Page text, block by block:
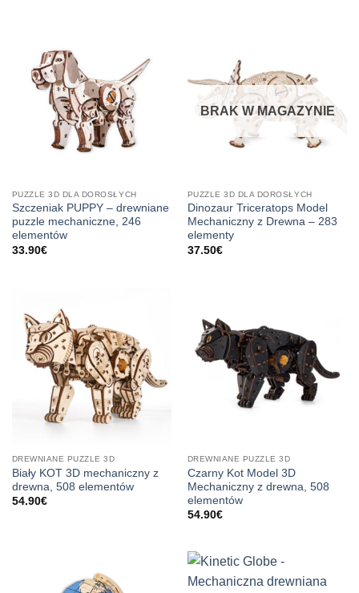
PUZZLE 3D DLA DOROSŁYCH
Szczeniak PUPPY – drewniane
puzzle mechaniczne, 246
elementów
33.90€
BRAK W MAGAZYNIE
PUZZLE 3D DLA DOROSŁYCH
Dinozaur Triceratops Model
Mechaniczny z Drewna – 283
elementy
37.50€
DREWNIANE PUZZLE 3D
Biały KOT 3D mechaniczny z
drewna, 508 elementów
54.90€
DREWNIANE PUZZLE 3D
Czarny Kot Model 3D
Mechaniczny z drewna, 508
elementów
54.90€